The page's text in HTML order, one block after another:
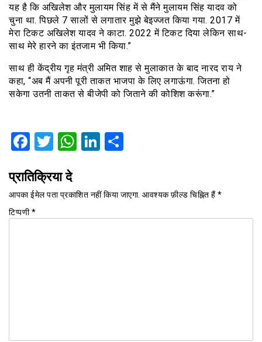
यह है कि अखिलेश और मुलायम सिंह में से मैंने मुलायम सिंह यादव को
चुना था. पिछले 7 सालों से लगातार मुझे बेइज्जत किया गया. 2017 में
मेरा टिकट अखिलेश यादव ने काटा. 2022 में टिकट दिया लेकिन साथ-
साथ मेरे हारने का इंतजाम भी किया.”
साथ ही केंद्रीय गृह मंत्री अमित शाह से मुलाकात के बाद नारद राय ने
कहा, “अब मैं अपनी पूरी ताकत भाजपा के लिए लगाऊंगा. जितना हो
सकेगा उतनी ताकत से बीजेपी को जिताने की कोशिश करूंगा.”
Facebook
Twitter
WhatsApp
LinkedIn
प्रातिक्रिया दे
आपका ईमेल पता प्रकाशित नहीं किया जाएगा. आवश्यक फ़ील्ड चिह्नित हैं*
टिप्पणी*